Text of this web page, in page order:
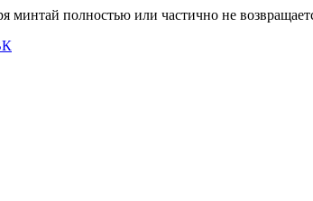
полностью или частично не